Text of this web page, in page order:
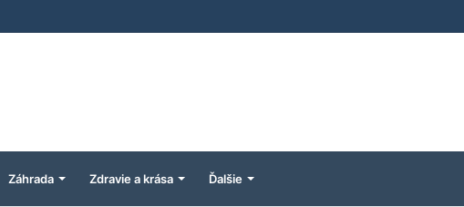
Záhrada Zdravie a krása Ďalšie